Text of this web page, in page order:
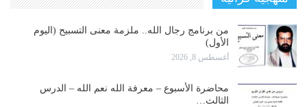
من برنامج رجال الله.. ملزمة معنى التسبيح (اليوم
الأول)
أغسطس 8, 2026
محاضرة الأسبوع – معرفة الله نعم الله – الدرس
الثالث…